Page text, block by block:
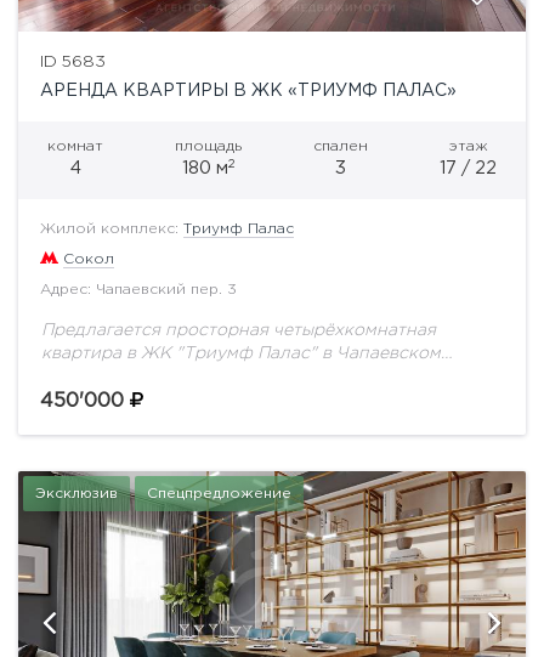
ID 5683
АРЕНДА КВАРТИРЫ В ЖК «ТРИУМФ ПАЛАС»
комнат
4
площадь
180 м2
спален
3
этаж
17 / 22
Жилой комплекс: Триумф Палас
Сокол
Адрес: Чапаевский пер. 3
Предлагается просторная четырёхкомнатная
квартира в ЖК "Триумф Палас" в Чапаевском
спальни (24, 12, 18 кв.м), комната свободного
450'000
Эксклюзив Спецпредложение